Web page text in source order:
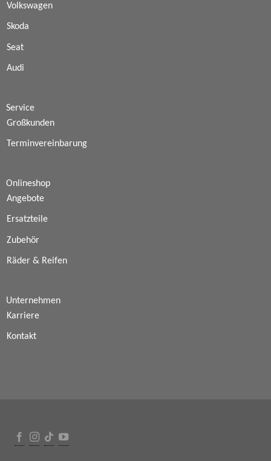
Volkswagen
Skoda
Seat
Audi
Service
Großkunden
Terminvereinbarung
Onlineshop
Angebote
Ersatzteile
Zubehör
Räder & Reifen
Unternehmen
Karriere
Kontakt